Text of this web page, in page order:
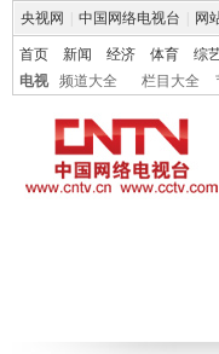
央视网 中国网络电视台 网
首页 新闻 经济 体育 综
电视
频道大全 栏目大全